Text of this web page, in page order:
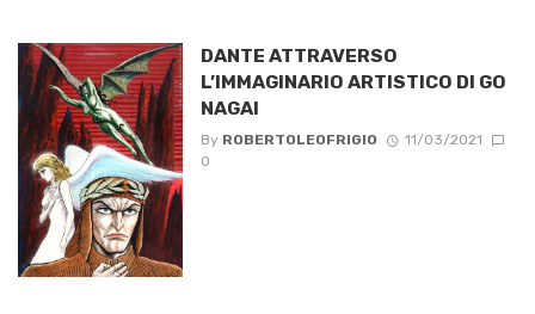
DANTE ATTRAVERSO
L’IMMAGINARIO ARTISTICO DI GO
NAGAI
By ROBERTOLEOFRIGIO
11/03/2021
0